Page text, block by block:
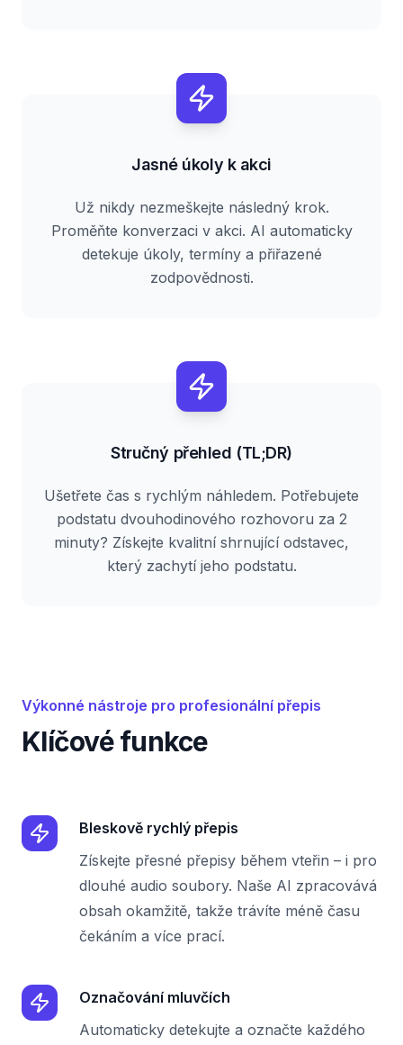
Jasné úkoly k akci
Už nikdy nezmeškejte následný krok.
Proměňte konverzaci v akci. AI automaticky
detekuje úkoly, termíny a přiřazené
zodpovědnosti.
Stručný přehled (TL;DR)
Ušetřete čas s rychlým náhledem. Potřebujete
podstatu dvouhodinového rozhovoru za 2
minuty? Získejte kvalitní shrnující odstavec,
který zachytí jeho podstatu.
Výkonné nástroje pro profesionální přepis
Klíčové funkce
Bleskově rychlý přepis
Získejte přesné přepisy během vteřin – i pro
dlouhé audio soubory. Naše AI zpracovává
obsah okamžitě, takže trávíte méně času
čekáním a více prací.
Označování mluvčích
Automaticky detekujte a označte každého